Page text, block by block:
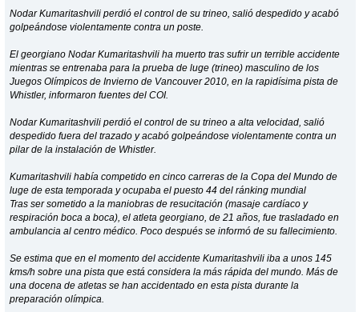
Nodar Kumaritashvili perdió el control de su trineo, salió despedido y acabó
golpeándose violentamente contra un poste.
El georgiano Nodar Kumaritashvili ha muerto tras sufrir un terrible accidente
mientras se entrenaba para la prueba de luge (trineo) masculino de los
Juegos Olímpicos de Invierno de Vancouver 2010, en la rapidísima pista de
Whistler, informaron fuentes del COI.
Nodar Kumaritashvili perdió el control de su trineo a alta velocidad, salió
despedido fuera del trazado y acabó golpeándose violentamente contra un
pilar de la instalación de Whistler.
Kumaritashvili había competido en cinco carreras de la Copa del Mundo de
luge de esta temporada y ocupaba el puesto 44 del ránking mundial
Tras ser sometido a la maniobras de resucitación (masaje cardíaco y
respiración boca a boca), el atleta georgiano, de 21 años, fue trasladado en
ambulancia al centro médico. Poco después se informó de su fallecimiento.
Se estima que en el momento del accidente Kumaritashvili iba a unos 145
kms/h sobre una pista que está considera la más rápida del mundo. Más de
una docena de atletas se han accidentado en esta pista durante la
preparación olímpica.